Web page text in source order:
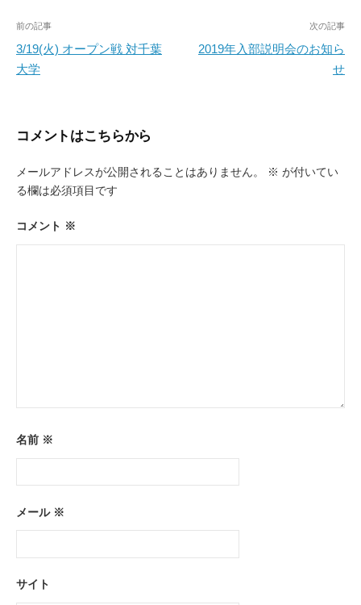
投
稿
ナ
ゲ
シ
ョ
ン
前の記事
3/19(火) オープン戦 対千葉
大学
次の記事
2019年入部説明会のお知ら
せ
コメントはこちらから
メールアドレスが公開されることはありません。 ※ が付いてい
る欄は必須項目です
コメント ※
名前 ※
メール ※
サイト